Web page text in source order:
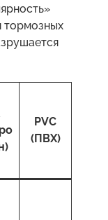
тормозных
PVC
(ПВХ)